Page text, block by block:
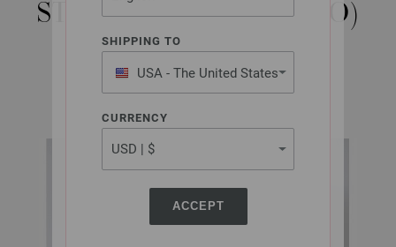
SHIPPING TO
USA - The United States
of America
CURRENCY
ACCEPT
STRIKKEOPSKRIFT (NO)